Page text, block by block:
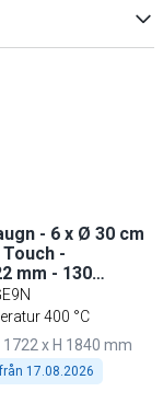
- 6 x Ø 30 cm
Touch -
mm - 130
- pizzasten
400 °C
1722 x H 1840 mm
17.08.2026